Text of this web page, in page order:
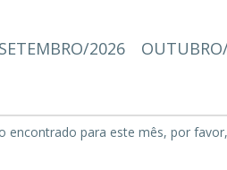
SETEMBRO/2026
encontrado para este mês, por